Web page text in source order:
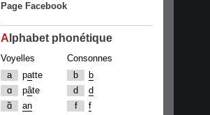
Page Facebook
A lphabet phonétique
Voyelles
a
patte
ɑ
pâte
ɑ̃
an
Consonnes
b
b
d
d
f
f